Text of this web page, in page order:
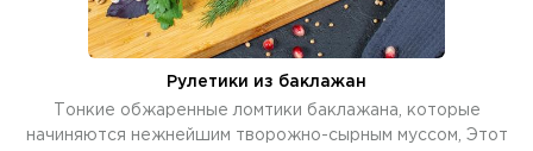
Рулетики из баклажан
Тонкие обжаренные ломтики баклажана, которые
начиняются нежнейшим творожно-сырным муссом, Этот